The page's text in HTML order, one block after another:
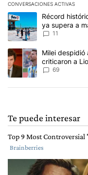
CONVERSACIONES ACTIVAS
Este listado muestra los
Un artículo deRécord
ya supera a
11
Un artículo de tendencia
Milei despidió
criticaron a
anti-Messi”
69